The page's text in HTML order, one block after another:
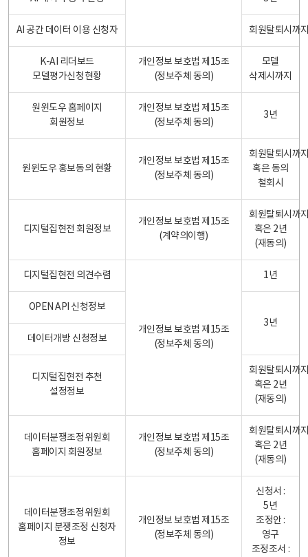
AI 공간 데이터 이용 신청자 회원탈퇴시까
K-AI 리더보드
모델평가신청현황
개인정보 보호법 제15조
(정보주체 동의)
모델
삭제시까지
원윈도우 홈페이지
회원정보
개인정보 보호법 제15조
(정보주체 동의)
3년
원윈도우 홍보동의 현황
개인정보 보호법 제15조
(정보주체 동의)
회원탈퇴시까
혹은 동의
철회시
디지털집현전 회원정보
개인정보 보호법 제15조
(계약의이행)
회원탈퇴시까
혹은 2년
(재동의)
디지털집현전 의견수렴
개인정보 보호법 제15조
(정보주체 동의)
1년
OPEN API 신청정보
3년
데이터개방 신청정보
디지털집현전 추천
설정정보
회원탈퇴시까
혹은 2년
(재동의)
데이터분쟁조정위원회
홈페이지 회원정보
개인정보 보호법 제15조
(정보주체 동의)
회원탈퇴시까
혹은 2년
(재동의)
데이터분쟁조정위원회
홈페이지 분쟁조정 신청자
정보
개인정보 보호법 제15조
(정보주체 동의)
신청서 :
5년
조정안 :
영구
조정조서 :